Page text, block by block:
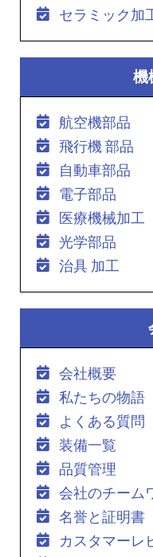
セラミック加
機
航空機部品
飛行機 部品
自動車部品
電子部品
医療機械加工
光学部品
治具 加工
会社概要
私たちの物語
よくある質問
装備一覧
品質管理
会社のチーム
名誉と証明書
カスタマーレ